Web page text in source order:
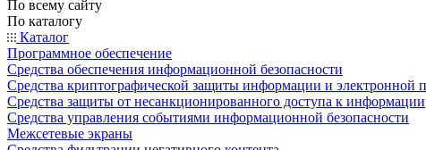
По всему сайту
По каталогу
Каталог
Программное обеспечение
Средства обеспечения информационной безопасности
Средства криптографической защиты информации и электронной
Средства защиты от несанкционированного доступа к информации
Средства управления событиями информационной безопасности
Межсетевые экраны